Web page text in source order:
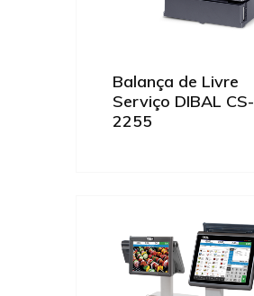
Balança de Livre
Serviço DIBAL CS-
2255